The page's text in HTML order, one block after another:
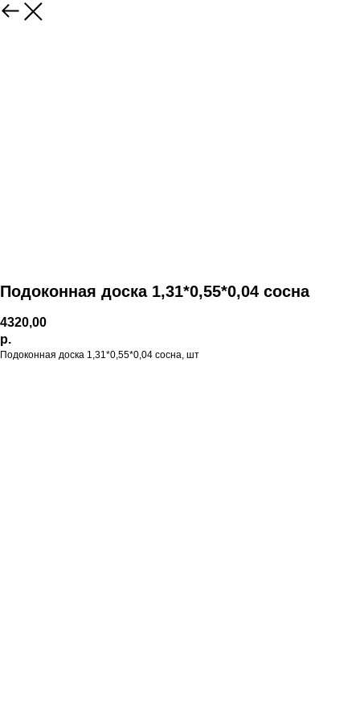
Подоконная доска 1,31*0,55*0,04 сосна
4320,00
р.
Подоконная доска 1,31*0,55*0,04 сосна, шт